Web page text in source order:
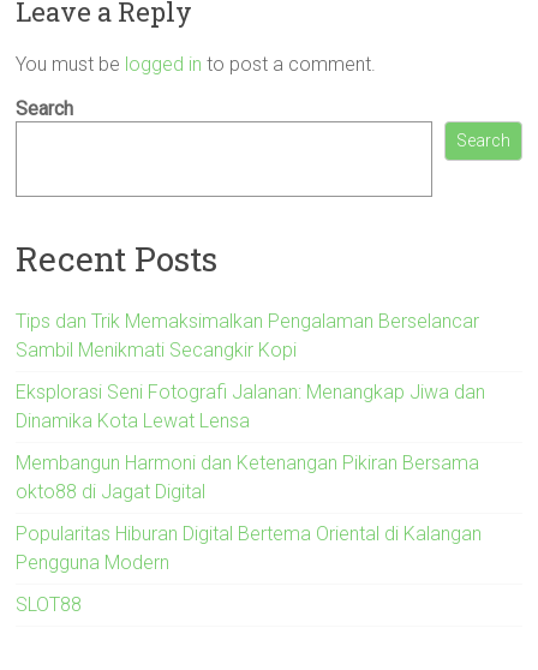
Leave a Reply
You must be logged in to post a comment.
Search
Search
Recent Posts
Tips dan Trik Memaksimalkan Pengalaman Berselancar
Sambil Menikmati Secangkir Kopi
Eksplorasi Seni Fotografi Jalanan: Menangkap Jiwa dan
Dinamika Kota Lewat Lensa
Membangun Harmoni dan Ketenangan Pikiran Bersama
okto88 di Jagat Digital
Popularitas Hiburan Digital Bertema Oriental di Kalangan
Pengguna Modern
SLOT88